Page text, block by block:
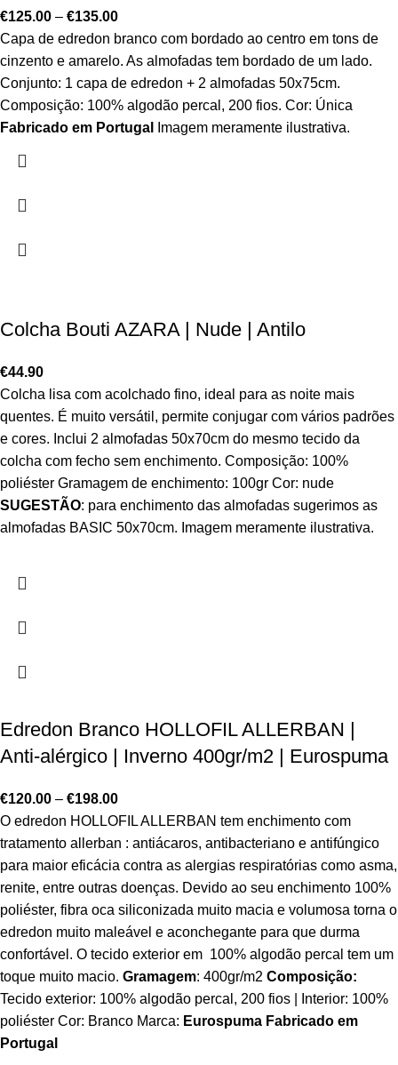
€125.00 – €135.00
Capa de edredon branco com bordado ao centro em tons de
cinzento e amarelo. As almofadas tem bordado de um lado.
Conjunto: 1 capa de edredon + 2 almofadas 50x75cm.
Composição: 100% algodão percal, 200 fios. Cor: Única
Fabricado em Portugal
Imagem meramente ilustrativa.
Colcha Bouti AZARA | Nude | Antilo
€44.90
Colcha lisa com acolchado fino, ideal para as noite mais
quentes. É muito versátil, permite conjugar com vários padrões
e cores. Inclui 2 almofadas 50x70cm do mesmo tecido da
colcha com fecho sem enchimento. Composição: 100%
poliéster Gramagem de enchimento: 100gr Cor: nude
SUGESTÃO: para enchimento das almofadas sugerimos as
almofadas BASIC 50x70cm. Imagem meramente ilustrativa.
Edredon Branco HOLLOFIL ALLERBAN |
Anti-alérgico | Inverno 400gr/m2 | Eurospuma
€120.00 – €198.00
O edredon HOLLOFIL ALLERBAN tem enchimento com
tratamento allerban : antiácaros, antibacteriano e antifúngico
para maior eficácia contra as alergias respiratórias como asma,
renite, entre outras doenças. Devido ao seu enchimento 100%
poliéster, fibra oca siliconizada muito macia e volumosa torna o
edredon muito maleável e aconchegante para que durma
confortável. O tecido exterior em 100% algodão percal tem um
toque muito macio. Gramagem: 400gr/m2 Composição:
Tecido exterior: 100% algodão percal, 200 fios | Interior: 100%
poliéster Cor: Branco Marca: Eurospuma Fabricado em
Portugal